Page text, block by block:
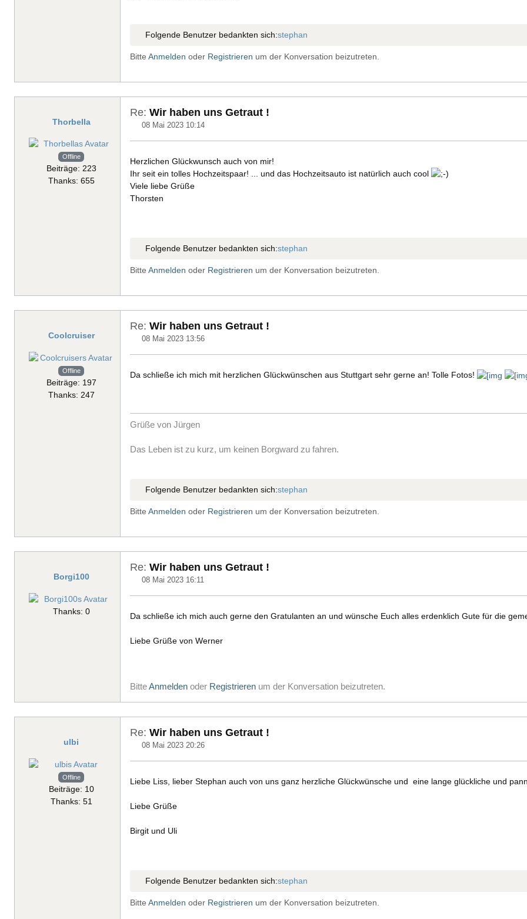
Folgende Benutzer bedankten sich:stephan
Bitte Anmelden oder Registrieren um der Konversation beizutreten.
Thorbella
Offline
Beiträge: 223
Thanks: 655
Re: Wir haben uns Getraut !
08 Mai 2023 10:14
Herzlichen Glückwunsch auch von mir!
Ihr seit ein tolles Hochzeitspaar! ... und das Hochzeitsauto ist natürlich auch cool
Viele liebe Grüße
Thorsten
Folgende Benutzer bedankten sich:stephan
Bitte Anmelden oder Registrieren um der Konversation beizutreten.
Coolcruiser
Offline
Beiträge: 197
Thanks: 247
Re: Wir haben uns Getraut !
08 Mai 2023 13:56
Da schließe ich mich mit herzlichen Glückwünschen aus Stuttgart sehr gerne an! Tolle Fotos!
Grüße von Jürgen
Das Leben ist zu kurz, um keinen Borgward zu fahren.
Folgende Benutzer bedankten sich:stephan
Bitte Anmelden oder Registrieren um der Konversation beizutreten.
Borgi100
Thanks: 0
Re: Wir haben uns Getraut !
08 Mai 2023 16:11
Da schließe ich mich auch gerne den Gratulanten an und wünsche Euch alles erdenklich Gute für die
Liebe Grüße von Werner
BitteAnmelden oder Registrieren um der Konversation beizutreten.
ulbi
Offline
Beiträge: 10
Thanks: 51
Re: Wir haben uns Getraut !
08 Mai 2023 20:26
Liebe Liss, lieber Stephan auch von uns ganz herzliche Glückwünsche und eine lange glückliche und
Liebe Grüße
Birgit und Uli
Folgende Benutzer bedankten sich:stephan
Bitte Anmelden oder Registrieren um der Konversation beizutreten.